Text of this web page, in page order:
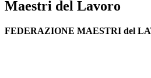
Maestri del Lavoro
FEDERAZIONE MAESTRI del